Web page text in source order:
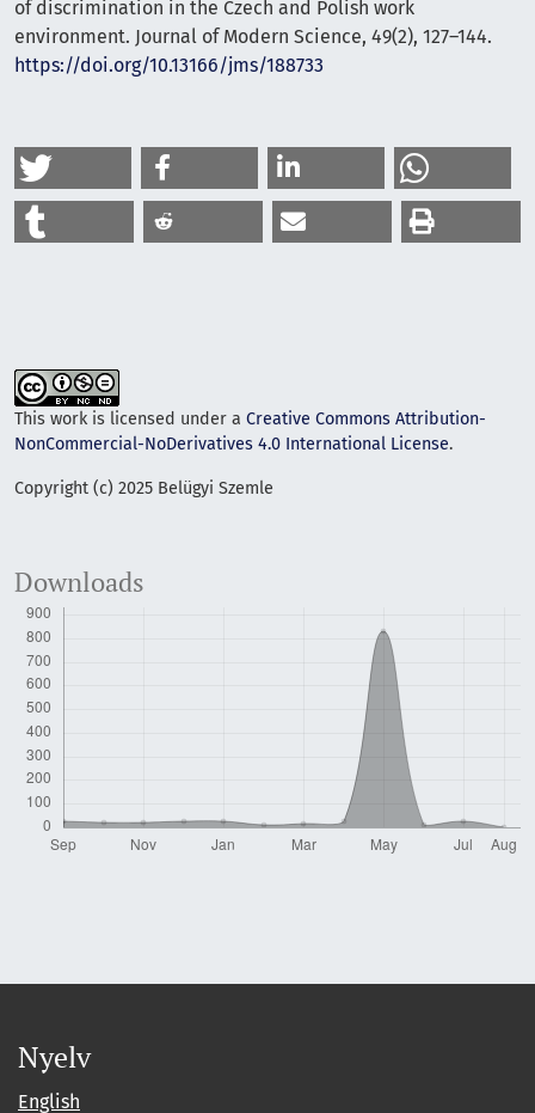
of discrimination in the Czech and Polish work
environment. Journal of Modern Science, 49(2), 127–144.
https://doi.org/10.13166/jms/188733
This work is licensed under a Creative Commons Attribution-
NonCommercial-NoDerivatives 4.0 International License.
Copyright (c) 2025 Belügyi Szemle
Downloads
Nyelv
English